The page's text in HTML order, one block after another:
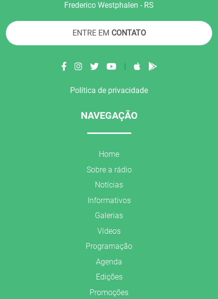
Frederico Westphalen - RS
ENTRE EM CONTATO
|
Política de privacidade
NAVEGAÇÃO
Home
Sobre a rádio
Notícias
Informativos
Galerias
Vídeos
Programação
Agenda
Edições
Promoções